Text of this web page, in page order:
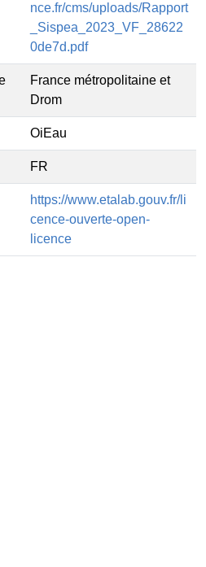
nce.fr/cms/uploads/Rapport
_Sispea_2023_VF_28622
0de7d.pdf
France métropolitaine et
Drom
OiEau
FR
https://www.etalab.gouv.fr/li
cence-ouverte-open-
licence